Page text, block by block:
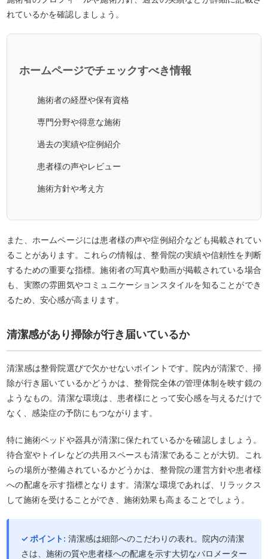
れているかを確認しましょう。
ホームページでチェックすべき情報
施術者の経歴や保有資格
専門分野や得意な施術
過去の実績や症例紹介
患者様の声やレビュー
施術方針や考え方
また、ホームページには患者様の声や症例紹介なども掲載されてい
ることがあります。これらの情報は、整骨院の実績や信頼性を判断
するための重要な指標。施術者の写真や動画が掲載されている場合
も、実際の雰囲気やコミュニケーションスタイルを知ることができ
るため、安心感が高まります。
清潔感があり掃除が行き届いているか
清潔感は整骨院選びで欠かせないポイントです。院内が清潔で、掃
除が行き届いているかどうかは、整骨院全体の管理体制を映す鏡の
ようなもの。清潔な環境は、患者様にとって安心感を与えるだけで
なく、感染症の予防にもつながります。
特に施術ベッドや器具が清潔に保たれているかを確認しましょう。
待合室やトイレなどの共用スペースも清潔であることが大切。これ
らの場所が整備されているかどうかは、整骨院の運営方針や患者様
への配慮を示す指標となります。清潔な環境であれば、リラックス
して施術を受けることができ、施術効果も高まることでしょう。
✓ ポイント: 清潔感は細部へのこだわりの表れ。院内の清潔
さは、施術の質や患者様への配慮を示す大切なバロメーター